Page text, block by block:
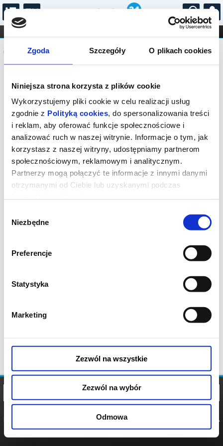
Zgoda Szczegóły O plikach cookies
Niniejsza strona korzysta z plików cookie
Wykorzystujemy pliki cookie w celu realizacji usług
zgodnie z Polityką cookies, do spersonalizowania treści
i reklam, aby oferować funkcje społecznościowe i
analizować ruch w naszej witrynie. Informacje o tym, jak
korzystasz z naszej witryny, udostępniamy partnerom
społecznościowym, reklamowym i analitycznym.
Partnerzy mogą połączyć te informacje z innymi danymi
otrzymanymi od Ciebie lub uzyskanymi podczas
zgody
Niezbędne
Preferencje
Statystyka
Marketing
Zezwól na wszystkie
Zezwól na wybór
Odmowa
...
FILHARMONIA OPERA I BALET
STAND-UP
DLA DZIECI
Komunikat
Sprzedaż on-line na wydarzenie została
zakończona.
POLITYKA
POLITYKA